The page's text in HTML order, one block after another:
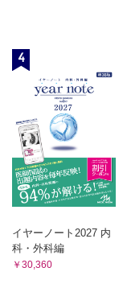
4
イヤーノート2027 内
科・外科編
￥30,360